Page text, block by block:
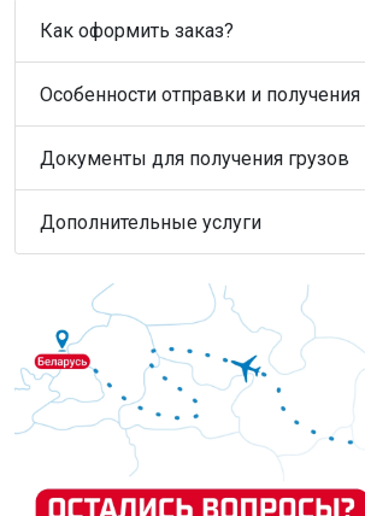
Как оформить заказ?
Особенности отправки и получения
Документы для получения грузов
Дополнительные услуги